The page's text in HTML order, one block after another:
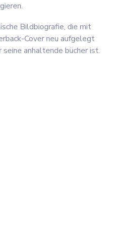
Bildbiografie, die mit
Cover neu aufgelegt
anhaltende bücher ist.